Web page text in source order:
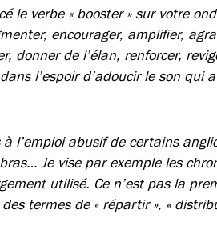
le verbe « booster » sur votre
encourager, amplifier,
donner de l’élan, renforcer,
l’espoir d’adoucir le son qui
l’emploi abusif de certains
Je vise par exemple les
utilisé. Ce n’est pas la
termes de « répartir », «